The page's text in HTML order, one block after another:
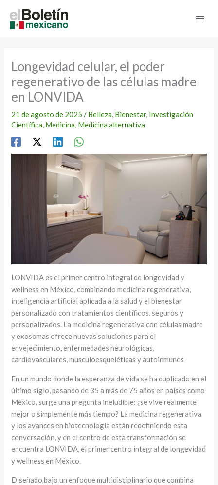
contenido
Longevidad celular, el poder
regenerativo de las células madre
en LONVIDA
21 de agosto de 2025/ Belleza, Bienestar, Investigación
Científica, Medicina, Medicina alternativa
LONVIDA es el primer centro integral de longevidad y
wellness en México, combinando medicina regenerativa,
inteligencia artificial aplicada a la salud y el bienestar
personalizado con tratamientos científicos, seguros y
personalizados. La medicina regenerativa con células madre
y exosomas ofrece nuevas soluciones para el
envejecimiento, enfermedades neurológicas,
cardiovasculares, musculoesqueléticas y autoinmunes
En un mundo donde la esperanza de vida se ha duplicado en el
último siglo, pasando de 35 a más de 75 años en países como
México, surge una pregunta ineludible: ¿se vive realmente
mejor o simplemente más tiempo? La medicina regenerativa
y los avances en biotecnología están redefiniendo esta
conversación, y en el centro de esta transformación se
encuentra LONVIDA, el primer centro integral de longevidad
y wellness en México.
Diseñado bajo un enfoque multidisciplinario que combina